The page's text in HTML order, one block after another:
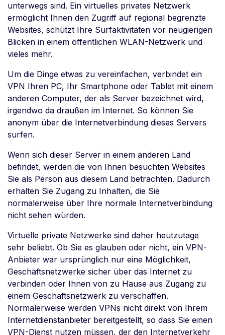
unterwegs sind. Ein virtuelles privates Netzwerk
ermöglicht Ihnen den Zugriff auf regional begrenzte
Websites, schützt Ihre Surfaktivitäten vor neugierigen
Blicken in einem öffentlichen WLAN-Netzwerk und
vieles mehr.
Um die Dinge etwas zu vereinfachen, verbindet ein
VPN Ihren PC, Ihr Smartphone oder Tablet mit einem
anderen Computer, der als Server bezeichnet wird,
irgendwo da draußen im Internet. So können Sie
anonym über die Internetverbindung dieses Servers
surfen.
Wenn sich dieser Server in einem anderen Land
befindet, werden die von Ihnen besuchten Websites
Sie als Person aus diesem Land betrachten. Dadurch
erhalten Sie Zugang zu Inhalten, die Sie
normalerweise über Ihre normale Internetverbindung
nicht sehen würden.
Virtuelle private Netzwerke sind daher heutzutage
sehr beliebt. Ob Sie es glauben oder nicht, ein VPN-
Anbieter war ursprünglich nur eine Möglichkeit,
Geschäftsnetzwerke sicher über das Internet zu
verbinden oder Ihnen von zu Hause aus Zugang zu
einem Geschäftsnetzwerk zu verschaffen.
Normalerweise werden VPNs nicht direkt von Ihrem
Internetdienstanbieter bereitgestellt, so dass Sie einen
VPN-Dienst nutzen müssen, der den Internetverkehr